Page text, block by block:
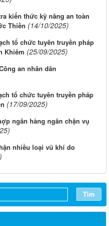
kiến thức kỹ năng an toàn
Thiền (14/10/2025)
tổ chức tuyên truyền pháp
Khiêm (25/09/2025)
an nhân dân
tổ chức tuyên truyền pháp
(17/09/2025)
ngân hàng ngăn chặn vụ
nhiều loại vũ khí do
Tìm